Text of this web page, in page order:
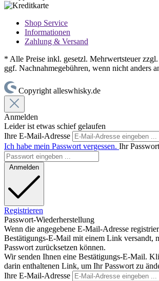
Shop Service
Informationen
Zahlung & Versand
* Alle Preise inkl. gesetzl. Mehrwertsteuer zzgl.
ggf. Nachnahmegebühren, wenn nicht anders
Copyright alleswhisky.de
Anmelden
Leider ist etwas schief gelaufen
Ihre E-Mail-Adresse
Ich habe mein Passwort vergessen. Ihr Passwort
Anmelden
Registrieren
Passwort-Wiederherstellung
Wenn die angegebene E-Mail-Adresse
Bestätigungs-E-Mail mit einem Link versandt,
Passwort zurücksetzen können.
Wir senden Ihnen eine Bestätigungs-E-Mail.
darin enthaltenen Link, um Ihr Passwort zu
Ihre E-Mail-Adresse